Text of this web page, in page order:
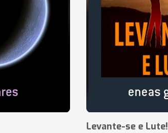
Levante-se e Lute!